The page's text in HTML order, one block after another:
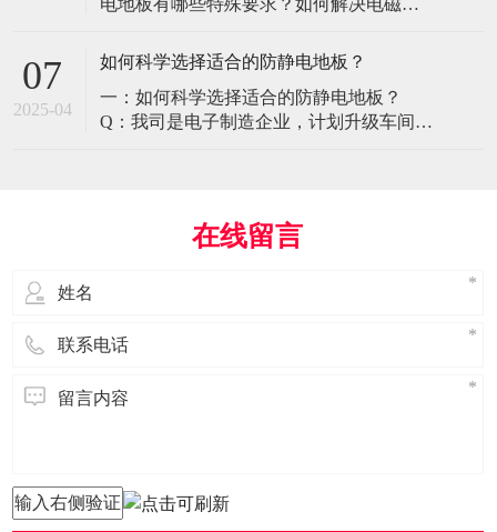
证） • 静电泄放速度：<0.
电地板有哪些特殊要求？如何解决电磁干
环境特殊性对防静电地板提出了前所未有
疗影像环境的特殊需求 电磁兼容性要求 •
MRI室需完全无磁：磁化率<0.001（
07
2025-04
如何科学选择适合的防静电地板？
一：如何科学选择适合的防静电地板？
Q：我司是电子制造企业，计划升级车间地
用场景、技术指标及长期维护成本综合考
量。作为深耕行业多年的广东立品地板科
在线留言